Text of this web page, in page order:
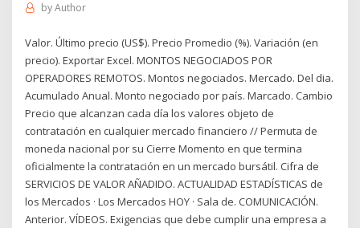
byAuthor
Valor. Último precio (US$). Precio Promedio (%). Variación (en
precio). Exportar Excel. MONTOS NEGOCIADOS POR
OPERADORES REMOTOS. Montos negociados. Mercado. Del dia.
Acumulado Anual. Monto negociado por país. Marcado. Cambio
Precio que alcanzan cada día los valores objeto de
contratación en cualquier mercado financiero // Permuta de
moneda nacional por su Cierre Momento en que termina
oficialmente la contratación en un mercado bursátil. Cifra de
SERVICIOS DE VALOR AÑADIDO. ACTUALIDAD ESTADÍSTICAS de
los Mercados · Los Mercados HOY · Sala de. COMUNICACIÓN.
Anterior. VÍDEOS. Exigencias que debe cumplir una empresa a